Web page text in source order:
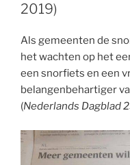
2019)
Als gemeenten de
het wachten op het
een snorfiets en een
belangenbehartiger
(Nederlands Dagblad